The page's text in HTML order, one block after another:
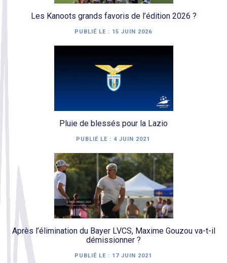
Les Kanoots grands favoris de l’édition 2026 ?
PUBLIÉ LE : 15 JUIN 2026
Pluie de blessés pour la Lazio
PUBLIÉ LE : 4 JUIN 2021
Après l’élimination du Bayer LVCS, Maxime Gouzou va-t-il
démissionner ?
PUBLIÉ LE : 17 JUIN 2021